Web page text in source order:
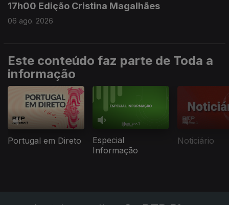
17h00 Edição Cristina Magalhães
06 ago. 2026
Este conteúdo faz parte de Toda a
informação
Portugal em Direto
Especial
Informação
Noticiário